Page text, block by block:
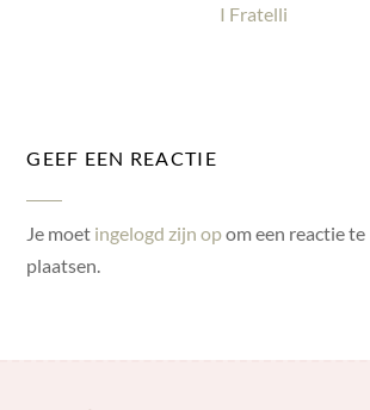
I Fratelli
GEEF EEN REACTIE
Je moet ingelogd zijn opom een reactie te
plaatsen.